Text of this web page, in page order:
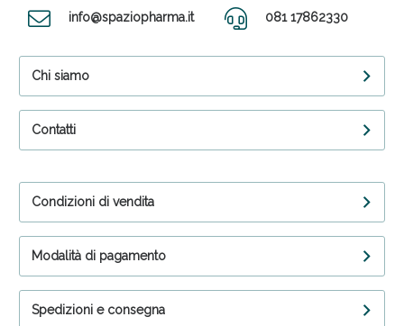
info@spaziopharma.it 081 17862330
Chi siamo
Contatti
Condizioni di vendita
Modalità di pagamento
Spedizioni e consegna